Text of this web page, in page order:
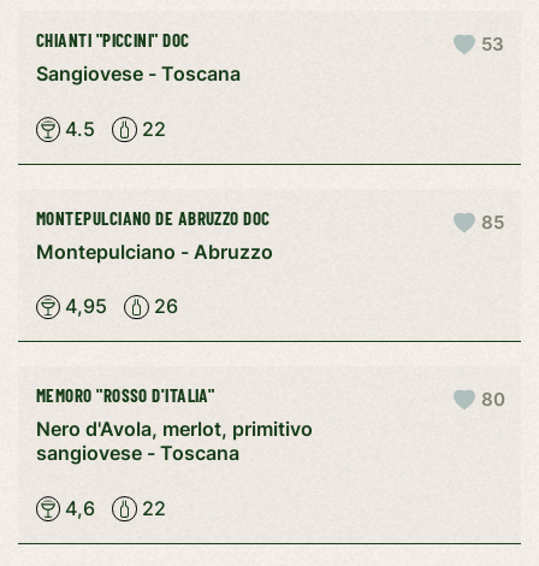
CHIANTI "PICCINI" DOC
Sangiovese - Toscana
4.5 22
53
MONTEPULCIANO DE ABRUZZO DOC
Montepulciano - Abruzzo
4,95 26
85
MEMORO "ROSSO D'ITALIA"
Nero d'Avola, merlot, primitivo
sangiovese - Toscana
4,6 22
80